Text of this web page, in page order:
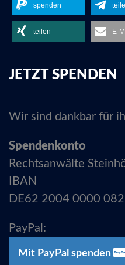
spenden
teilen E-
JETZT SPENDEN
Wir sind dankbar für
Spendenkonto
Rechtsanwälte
IBAN
DE62 2004 0000
PayPal:
Mit PayPal spenden